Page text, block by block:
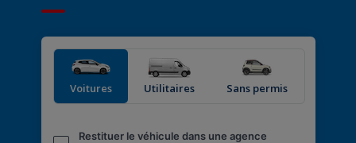
Voitures Utilitaires Sans permis
Restituer le véhicule dans une agence